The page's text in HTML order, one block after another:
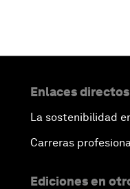
Enlaces directos
La sostenibilidad
Carreras
Ediciones en